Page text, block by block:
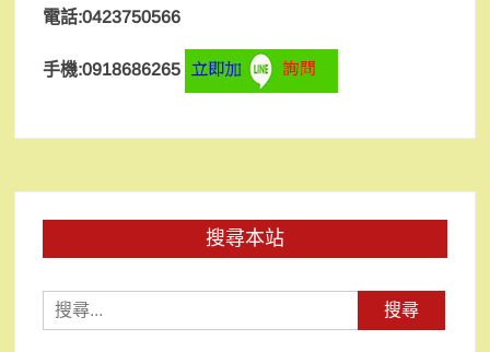
電話:0423750566
手機:0918686265
搜尋本站
尋